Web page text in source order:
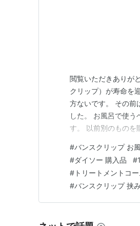
閲覧いただきありが
クリップ）が寿命を
方ないです。 その前
した。 お風呂で使
す。 以前別のものを
用でお風呂でも 使え
まりました。 トリー
#バンスクリップ お
#ダイソー 購入品 #
# トリートメントコー
#バンスクリップ 挟